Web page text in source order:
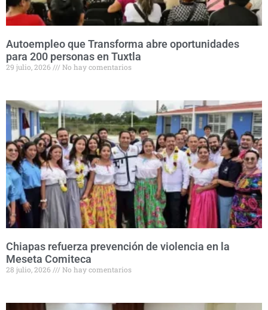
Autoempleo que Transforma abre oportunidades
para 200 personas en Tuxtla
29 julio, 2026 No hay comentarios
Chiapas refuerza prevención de violencia en la
Meseta Comiteca
28 julio, 2026 No hay comentarios